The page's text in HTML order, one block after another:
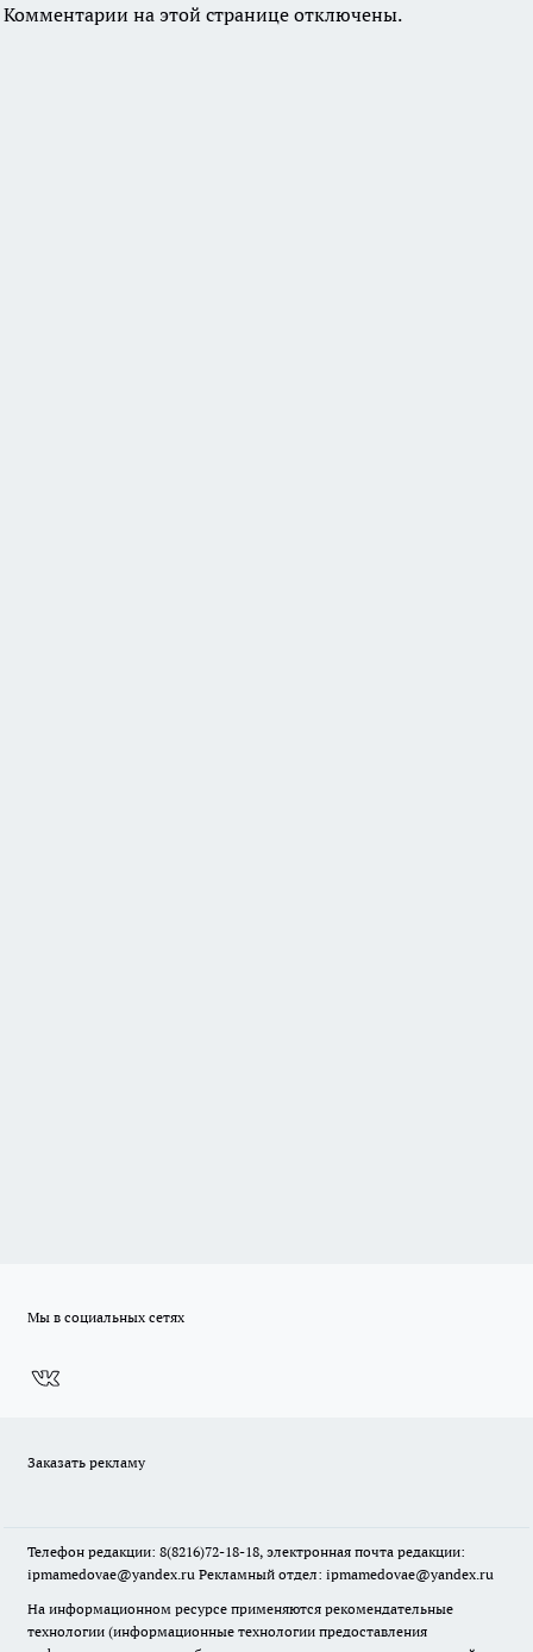
Комментарии на этой странице отключены.
Мы в социальных сетях
Заказать рекламу
Телефон редакции: 8(8216)72-18-18, электронная почта редакции:
ipmamedovae@yandex.ru Рекламный отдел: ipmamedovae@yandex.ru
На информационном ресурсе применяются рекомендательные
технологии (информационные технологии предоставления